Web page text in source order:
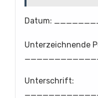
Datum:
Unterzeichnende
Unterschrift: